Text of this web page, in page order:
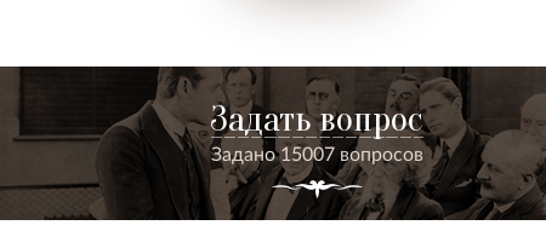
Задать вопрос
Задано 15007 вопросов